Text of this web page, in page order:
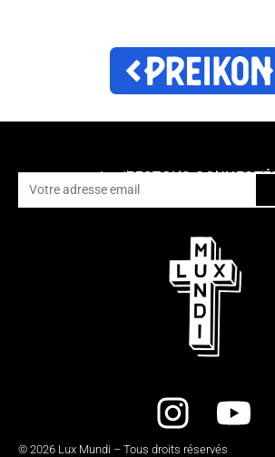
RESTONS
4 mails par an, des exclus, pas de
© 2026 Lux Mundi – Tous droits réservés